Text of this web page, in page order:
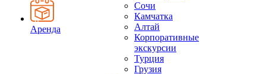
Аренда
Сочи
Камчатка
Алтай
Корпоративные
экскурсии
Турция
Грузия